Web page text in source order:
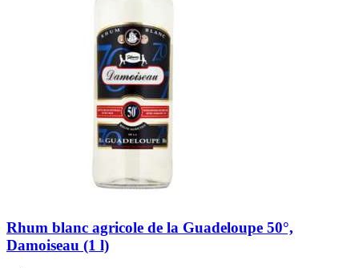
Rhum blanc agricole de la Guadeloupe 50°,
Damoiseau (1 l)